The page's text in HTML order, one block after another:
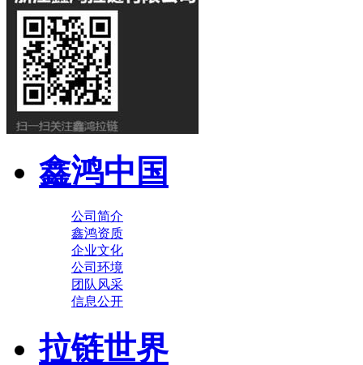
鑫鸿中国
公司简介
鑫鸿资质
企业文化
公司环境
团队风采
信息公开
拉链世界